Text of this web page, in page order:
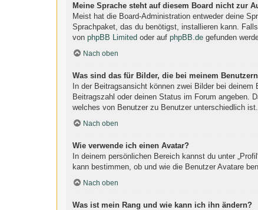
Meine Sprache steht auf diesem Board nicht zur
Meist hat die Board-Administration entweder deine
Sprachpaket, das du benötigst, installieren kann.
von phpBB Limited oder auf phpBB.de gefunden
Nach oben
Was sind das für Bilder, die bei meinem
In der Beitragsansicht können zwei Bilder bei
Beitragszahl oder deinen Status im Forum angeben.
welches von Benutzer zu Benutzer unterschiedlich ist.
Nach oben
Wie verwende ich einen Avatar?
In deinem persönlichen Bereich kannst du unter
kann bestimmen, ob und wie die Benutzer Avatare
Nach oben
Was ist mein Rang und wie kann ich ihn ändern?